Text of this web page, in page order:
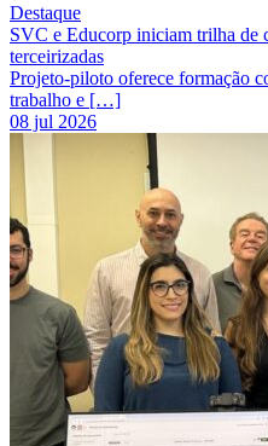
Destaque
SVC e Educorp iniciam trilha de
terceirizadas
Projeto-piloto oferece formação
trabalho e […]
08 jul 2026